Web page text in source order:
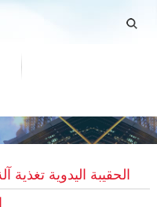
الحقيبة اليدوية